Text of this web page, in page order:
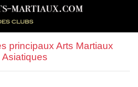
principaux Arts Martiaux
Asiatiques